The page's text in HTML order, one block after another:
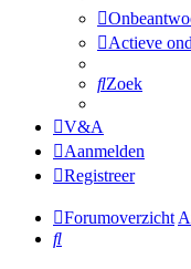
Actieve
Zoek
V&A
Aanmelden
Registreer
Forumoverzicht
Zoek